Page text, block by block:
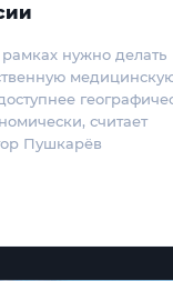
рамках нужно делать
считает
Пушкарёв